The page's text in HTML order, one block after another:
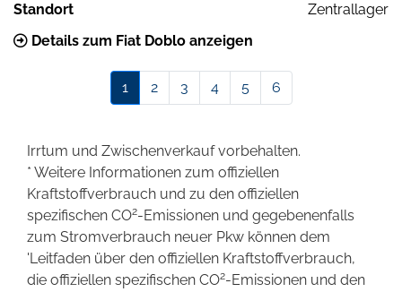
Standort
Zentrallager
Details zum Fiat Doblo anzeigen
1 2 3 4 5 6
Irrtum und Zwischenverkauf vorbehalten.
* Weitere Informationen zum offiziellen
Kraftstoffverbrauch und zu den offiziellen
spezifischen CO2-Emissionen und gegebenenfalls
zum Stromverbrauch neuer Pkw können dem
'Leitfaden über den offiziellen Kraftstoffverbrauch,
die offiziellen spezifischen CO2-Emissionen und den